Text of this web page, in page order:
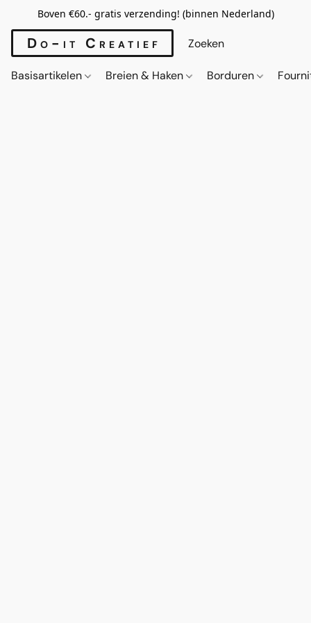
Boven €60.- gratis verzending! (binnen Nederland)
Do-it Creatief
Basisartikelen Breien & Haken Borduren